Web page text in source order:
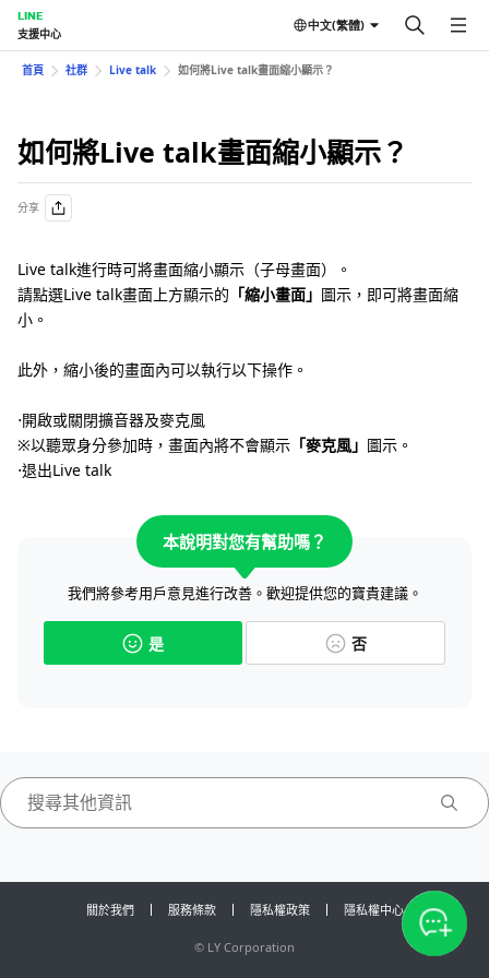
LINE
支援中心
中文(繁體)
首頁 社群 Live talk 如何將Live talk畫面縮小顯示？
如何將Live talk畫面縮小顯示？
分享
Live talk進行時可將畫面縮小顯示（子母畫面）。
請點選Live talk畫面上方顯示的 「縮小畫面」 圖示，即可將畫面縮
小。
此外，縮小後的畫面內可以執行以下操作。
⋅開啟或關閉擴音器及麥克風
※以聽眾身分參加時，畫面內將不會顯示 「麥克風」 圖示。
⋅退出Live talk
本說明對您有幫助嗎？
我們將參考用戶意見進行改善。歡迎提供您的寶貴建議。
是 否
關於我們 服務條款 隱私權政策 隱私權中心
© LY Corporation